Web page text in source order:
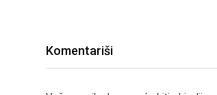
Komentariši